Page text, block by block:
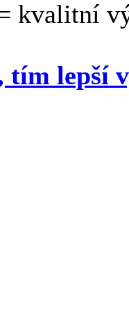
kvalitní
tím lepší